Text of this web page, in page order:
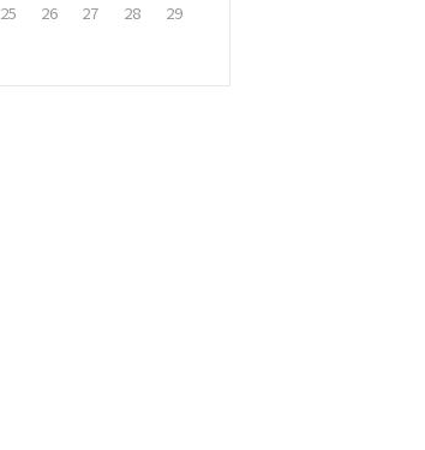
25 26 27 28
29